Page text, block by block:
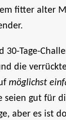
fitter alter
Tage-
die
möglichst
seien gut für
aber es ist